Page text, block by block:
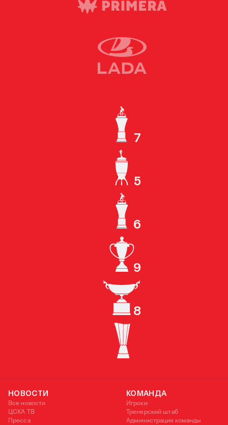
7
5
6
9
8
НОВОСТИ
Все новости
ЦСКА ТВ
Пресса
КОМАНДА
Игроки
Тренерский штаб
Администрация команды